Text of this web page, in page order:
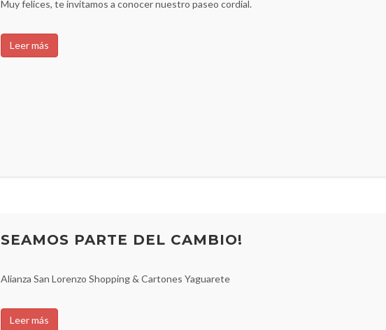
Muy felices, te invitamos a conocer nuestro paseo cordial.
Leer más
SEAMOS PARTE DEL CAMBIO!
Alianza San Lorenzo Shopping & Cartones Yaguarete
Leer más